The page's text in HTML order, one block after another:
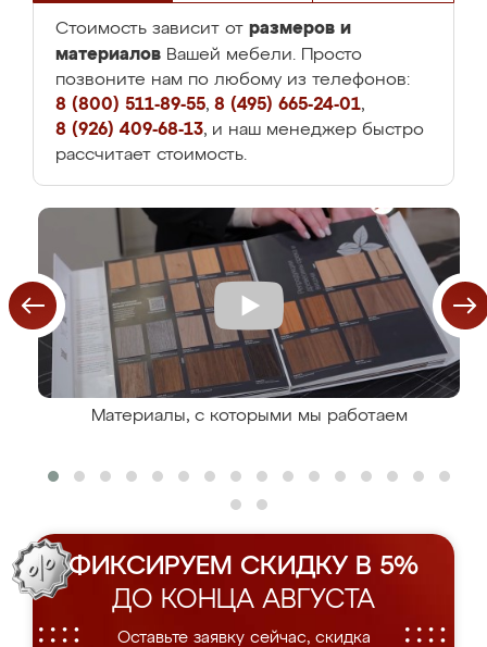
Стоимость зависит от размеров и
материалов Вашей мебели. Просто
позвоните нам по любому из телефонов:
8 (800) 511-89-55, 8 (495) 665-24-01,
8 (926) 409-68-13, и наш менеджер быстро
рассчитает стоимость.
Материалы, с которыми мы работаем
ФИКСИРУЕМ СКИДКУ В 5%
ДО КОНЦА АВГУСТА
Оставьте заявку сейчас, скидка